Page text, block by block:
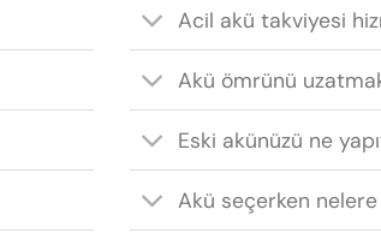
Acil akü takviyesi
Akü ömrünü
Eski akünüzü ne
Akü seçerken